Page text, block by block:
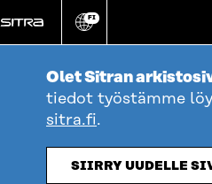
suoraan
sisältöön
Vaihda
kieli
FI
Olet Sitran
tiedot työstämme
sitra.fi.
SIIRRY UUDELLE